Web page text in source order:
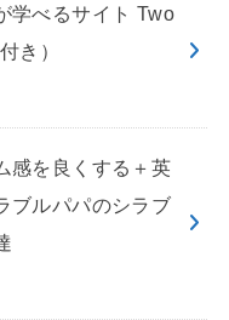
学べるサイト Two
き）
感を良くする＋英
ブルパパのシラブ